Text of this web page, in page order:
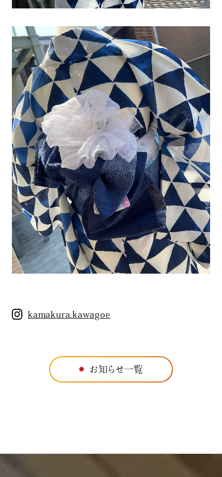
kamakura.kawagoe
お知らせ一覧